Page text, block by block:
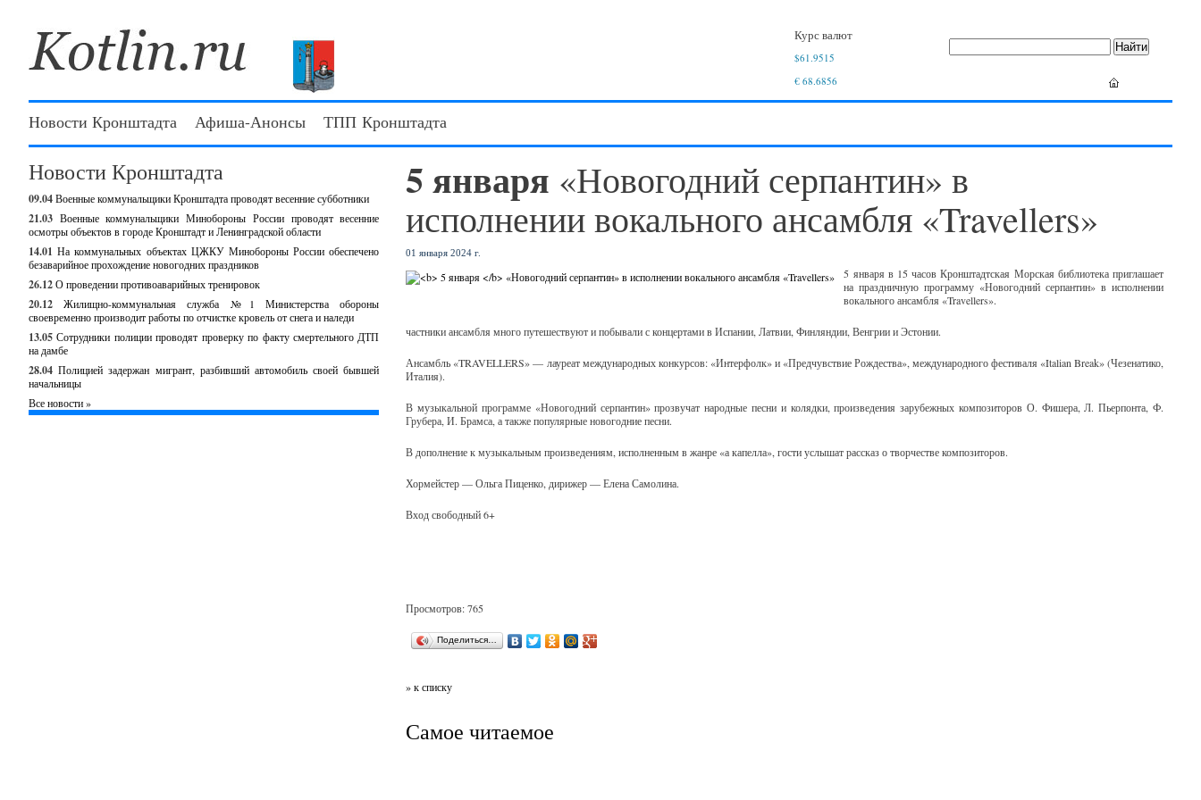
Курс валют
$61.9515
€ 68.6856
Новости Кронштадта Афиша-Анонсы ТПП Кронштадта
Новости Кронштадта
09.04Военные коммунальщики Кронштадта проводят весенние субботники
21.03 Военные коммунальщики Минобороны России проводят весенние
осмотры объектов в городе Кронштадт и Ленинградской области
14.01 На коммунальных объектах ЦЖКУ Минобороны России обеспечено
безаварийное прохождение новогодних праздников
26.12О проведении противоаварийных тренировок
20.12
Жилищно-коммунальная служба №1 Министерства обороны
своевременно производит работы по отчистке кровель от снега и наледи
13.05 Сотрудники полиции проводят проверку по факту смертельного ДТП
на дамбе
28.04 Полицией задержан мигрант, разбивший автомобиль своей бывшей
начальницы
Все новости »
5 января «Новогодний серпантин» в
исполнении вокального ансамбля «Travellers»
01 января 2024 г.
5 января в 15 часов Кронштадтская Морская библиотека приглашает
на праздничную программу «Новогодний серпантин» в исполнении
вокального ансамбля «Travellers».
частники ансамбля много путешествуют и побывали с концертами в Испании, Латвии, Финляндии, Венгрии и Эстонии.
Ансамбль «TRAVELLERS» — лауреат международных конкурсов: «Интерфолк» и «Предчувствие Рождества», международного фестиваля «Italian Break» (Чезенатико,
Италия).
В музыкальной программе «Новогодний серпантин» прозвучат народные песни и колядки, произведения зарубежных композиторов О. Фишера, Л. Пьерпонта, Ф.
Грубера, И. Брамса, а также популярные новогодние песни.
В дополнение к музыкальным произведениям, исполненным в жанре «а капелла», гости услышат рассказ о творчестве композиторов.
Хормейстер — Ольга Пиценко, дирижер — Елена Самолина.
Вход свободный 6+
Просмотров: 765
Поделиться…
» к списку
Самое читаемое